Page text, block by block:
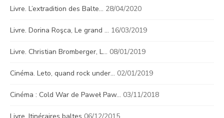
Livre. L’extradition des Balte… 28/04/2020
Livre. Dorina Roşca, Le grand … 16/03/2019
Livre. Christian Bromberger, L… 08/01/2019
Cinéma. Leto, quand rock under… 02/01/2019
Cinéma : Cold War de Paweł Paw… 03/11/2018